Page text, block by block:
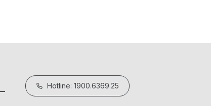
Hotline: 1900.6369.25